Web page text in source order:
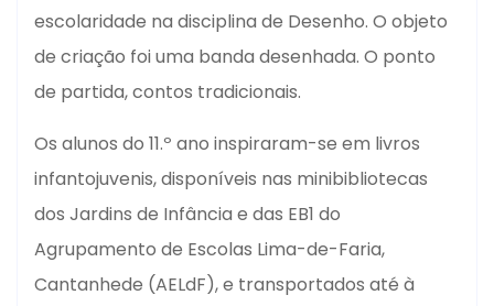
escolaridade na disciplina de Desenho. O objeto
de criação foi uma banda desenhada. O ponto
de partida, contos tradicionais.
Os alunos do 11.º ano inspiraram-se em livros
infantojuvenis, disponíveis nas minibibliotecas
dos Jardins de Infância e das EB1 do
Agrupamento de Escolas Lima-de-Faria,
Cantanhede (AELdF), e transportados até à